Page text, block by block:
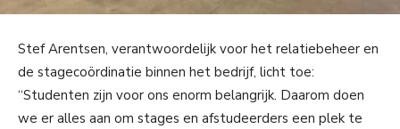
Stef Arentsen, verantwoordelijk voor het relatiebeheer en
de stagecoördinatie binnen het bedrijf, licht toe:
“Studenten zijn voor ons enorm belangrijk. Daarom doen
we er alles aan om stages en afstudeerders een plek te